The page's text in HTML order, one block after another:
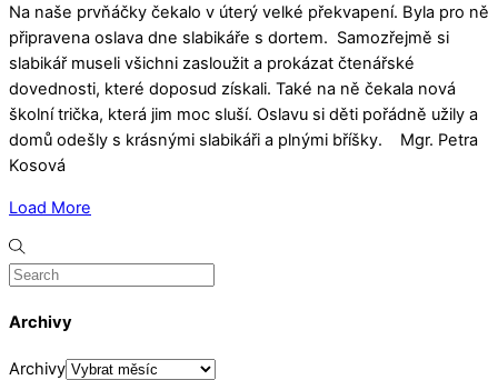
Na naše prvňáčky čekalo v úterý velké překvapení. Byla pro ně
připravena oslava dne slabikáře s dortem. Samozřejmě si
slabikář museli všichni zasloužit a prokázat čtenářské
dovednosti, které doposud získali. Také na ně čekala nová
školní trička, která jim moc sluší. Oslavu si děti pořádně užily a
domů odešly s krásnými slabikáři a plnými bříšky. Mgr. Petra
Kosová
Load More
Archivy
Archivy